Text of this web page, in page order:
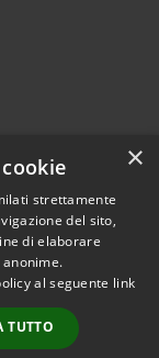
2026 • Comune di
Marchesato •
byMunicipium
redazione
×
strettamente
del sito,
di elaborare
al seguente link
TUTTO